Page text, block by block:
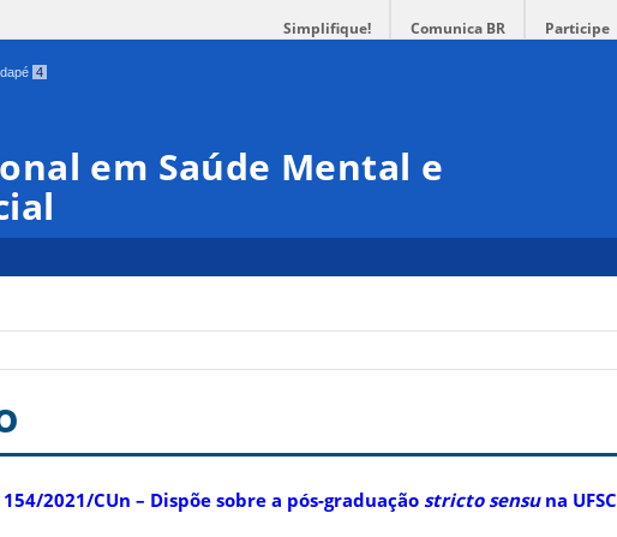
Simplifique! Comunica BR Participe
4
em Saúde Mental e
2021/CUn – Dispõe sobre a pós-graduação stricto sensuna UFSC